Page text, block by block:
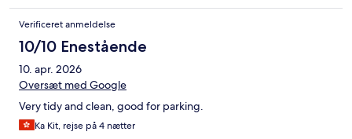
Verificeret anmeldelse
10/10 Enestående
10. apr. 2026
Oversæt med Google
Very tidy and clean, good for parking.
Ka Kit, rejse på 4 nætter